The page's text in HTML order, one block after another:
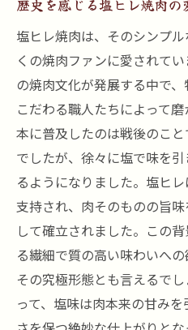
歴史を感じる塩ヒレ焼肉の
塩ヒレ焼肉は、そのシンプ
くの焼肉ファンに愛されて
の焼肉文化が発展する中で
こだわる職人たちによって
本に普及したのは戦後のこ
でしたが、徐々に塩で味を
るようになりました。塩ヒ
支持され、肉そのものの旨
して確立されました。この
る繊細で質の高い味わいへ
その究極形態とも言えるで
って、塩味は肉本来の甘み